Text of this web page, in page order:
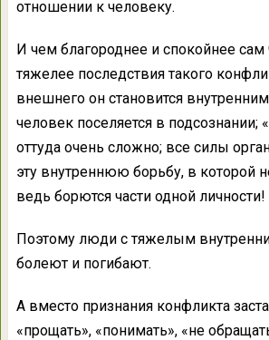
отношении к человеку.
И чем благороднее и спокойнее
тяжелее последствия такого
внешнего он становится
человек поселяется в подсознании;
оттуда очень сложно; все силы
эту внутреннюю борьбу, в которой
ведь борются части одной личности!
Поэтому люди с тяжелым
болеют и погибают.
А вместо признания конфликта
«прощать», «понимать», «не